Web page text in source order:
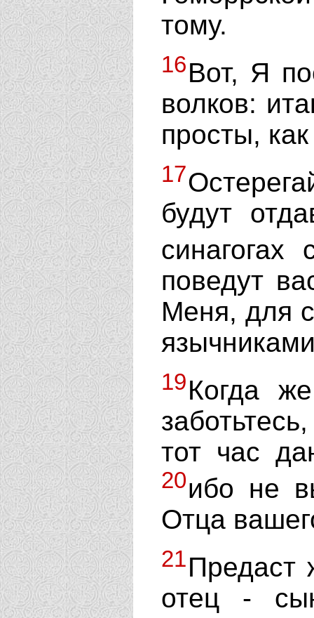
тому.
16Вот, Я
волков:
просты,
17
будут
поведут
Меня, для
19Когда
тот час
20ибо не
Отца
21Предаст
отец -